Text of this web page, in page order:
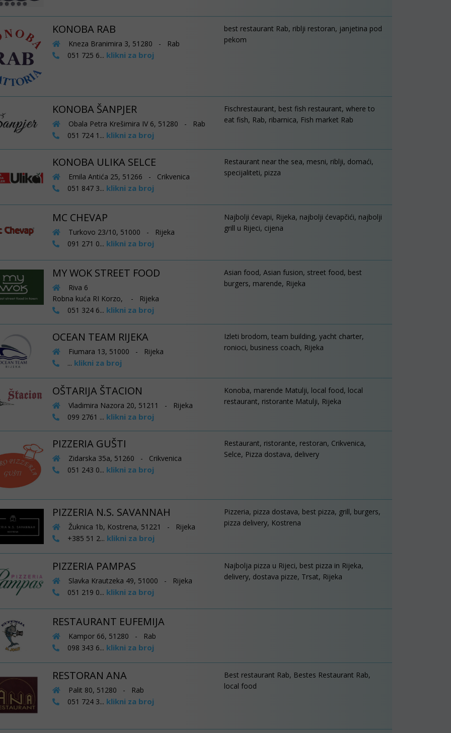
KONOBA RAB
Kneza Branimira 3, 51280 - Rab
051 725 6... klikni za broj
best restaurant Rab, riblji restoran, janjetina pod
pekom
KONOBA ŠANPJER
Obala Petra Krešimira IV 6, 51280 - Rab
051 724 1... klikni za broj
Fischrestaurant, best fish restaurant, where to
eat fish, Rab, ribarnica, Fish market Rab
KONOBA ULIKA SELCE
Emila Antića 25, 51266 - Crikvenica
051 847 3... klikni za broj
Restaurant near the sea, mesni, riblji, domaći,
specijaliteti, pizza
MC CHEVAP
Turkovo 23/10, 51000 - Rijeka
091 271 0... klikni za broj
Najbolji ćevapi, Rijeka, najbolji ćevapčići, najbolji
grill u Rijeci, cijena
MY WOK STREET FOOD
Riva 6
Robna kuća RI Korzo, - Rijeka
051 324 6... klikni za broj
Asian food, Asian fusion, street food, best
burgers, marende, Rijeka
OCEAN TEAM RIJEKA
Fiumara 13, 51000 - Rijeka
... klikni za broj
Izleti brodom, team building, yacht charter,
ronioci, business coach, Rijeka
OŠTARIJA ŠTACION
Vladimira Nazora 20, 51211 - Rijeka
099 2761 ... klikni za broj
Konoba, marende Matulji, local food, local
restaurant, ristorante Matulji, Rijeka
PIZZERIA GUŠTI
Zidarska 35a, 51260 - Crikvenica
051 243 0... klikni za broj
Restaurant, ristorante, restoran, Crikvenica,
Selce, Pizza dostava, delivery
PIZZERIA N.S. SAVANNAH
Žuknica 1b, Kostrena, 51221 - Rijeka
+385 51 2... klikni za broj
Pizzeria, pizza dostava, best pizza, grill, burgers,
pizza delivery, Kostrena
PIZZERIA PAMPAS
Slavka Krautzeka 49, 51000 - Rijeka
051 219 0... klikni za broj
Najbolja pizza u Rijeci, best pizza in Rijeka,
delivery, dostava pizze, Trsat, Rijeka
RESTAURANT EUFEMIJA
Kampor 66, 51280 - Rab
098 343 6... klikni za broj
RESTORAN ANA
Palit 80, 51280 - Rab
051 724 3... klikni za broj
Best restaurant Rab, Bestes Restaurant Rab,
local food